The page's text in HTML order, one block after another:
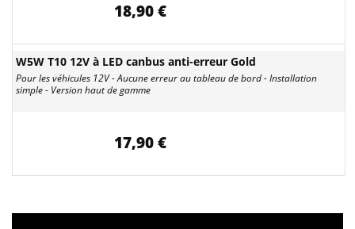
18,90 €
W5W T10 12V à LED canbus anti-erreur Gold
Pour les véhicules 12V - Aucune erreur au tableau de bord - Installation
simple - Version haut de gamme
17,90 €